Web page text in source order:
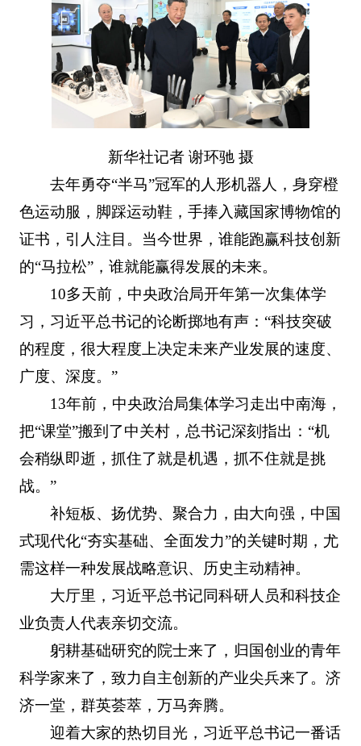
新华社记者 谢环驰 摄
去年勇夺“半马”冠军的人形机器人，身穿橙
色运动服，脚踩运动鞋，手捧入藏国家博物馆的
证书，引人注目。当今世界，谁能跑赢科技创新
的“马拉松”，谁就能赢得发展的未来。
10多天前，中央政治局开年第一次集体学
习，习近平总书记的论断掷地有声：“科技突破
的程度，很大程度上决定未来产业发展的速度、
广度、深度。”
13年前，中央政治局集体学习走出中南海，
把“课堂”搬到了中关村，总书记深刻指出：“机
会稍纵即逝，抓住了就是机遇，抓不住就是挑
战。”
补短板、扬优势、聚合力，由大向强，中国
式现代化“夯实基础、全面发力”的关键时期，尤
需这样一种发展战略意识、历史主动精神。
大厅里，习近平总书记同科研人员和科技企
业负责人代表亲切交流。
躬耕基础研究的院士来了，归国创业的青年
科学家来了，致力自主创新的产业尖兵来了。济
济一堂，群英荟萃，万马奔腾。
迎着大家的热切目光，习近平总书记一番话